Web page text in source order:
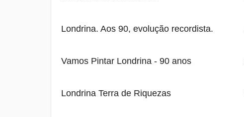
Londrina. Aos 90, evolução recordista.
Vamos Pintar Londrina - 90 anos
Londrina Terra de Riquezas